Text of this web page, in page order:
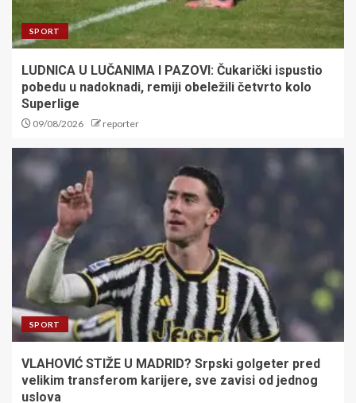
SPORT
LUDNICA U LUČANIMA I PAZOVI: Čukarički ispustio
pobedu u nadoknadi, remiji obeležili četvrto kolo
Superlige
09/08/2026 reporter
SPORT
VLAHOVIĆ STIŽE U MADRID? Srpski golgeter pred
velikim transferom karijere, sve zavisi od jednog
uslova